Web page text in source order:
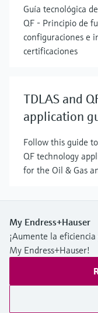
Guía tecnológica
QF - Principio de
configuraciones e
certificaciones
TDLAS and
application
Follow this guide
QF technology
for the Oil & Gas
My Endress+Hauser
¡Aumente la
My Endress+Hauser!